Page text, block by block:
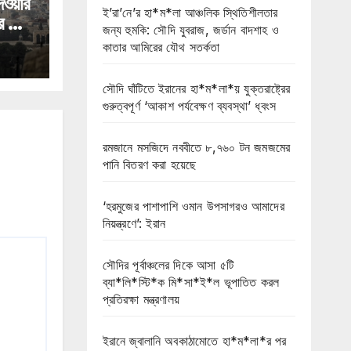
ই’রা’নে’র হা*ম*লা আঞ্চলিক স্থিতিশীলতার
জন্য হুমকি: সৌদি যুবরাজ, জর্ডান বাদশাহ ও
কাতার আমিরের যৌথ সতর্কতা
সৌদি ঘাঁটিতে ইরানের হা*ম*লা*য় যুক্তরাষ্ট্রের
গুরুত্বপূর্ণ ‘আকাশ পর্যবেক্ষণ ব্যবস্থা’ ধ্বংস
রমজানে মসজিদে নববীতে ৮,৭৬০ টন জমজমের
পানি বিতরণ করা হয়েছে
‘হরমুজের পাশাপাশি ওমান উপসাগরও আমাদের
নিয়ন্ত্রণে’: ইরান
সৌদির পূর্বাঞ্চলের দিকে আসা ৫টি
ব্যা*লি*স্টি*ক মি*সা*ই*ল ভূপাতিত করল
প্রতিরক্ষা মন্ত্রণালয়
ইরানে জ্বালানি অবকাঠামোতে হা*ম*লা*র পর